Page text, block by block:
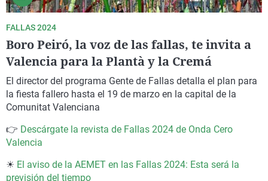
FALLAS 2024
Boro Peiró, la voz de las fallas, te invita a
Valencia para la Plantà y la Cremá
El director del programa Gente de Fallas detalla el plan para
la fiesta fallero hasta el 19 de marzo en la capital de la
Comunitat Valenciana
👉 Descárgate la revista de Fallas 2024 de Onda Cero
Valencia
☀ El aviso de la AEMET en las Fallas 2024: Esta será la
previsión del tiempo